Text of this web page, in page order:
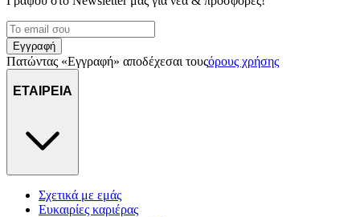
Εγγραφή
Πατώντας «Εγγραφή» αποδέχεσαι τουςόρους χρήσης
ΕΤΑΙΡΕΙΑ
Σχετικά με εμάς
Ευκαιρίες καριέρας